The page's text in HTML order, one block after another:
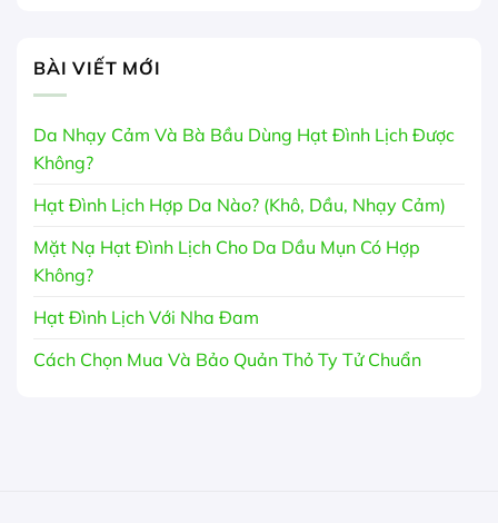
BÀI VIẾT MỚI
Da Nhạy Cảm Và Bà Bầu Dùng Hạt Đình Lịch Được
Không?
Hạt Đình Lịch Hợp Da Nào? (Khô, Dầu, Nhạy Cảm)
Mặt Nạ Hạt Đình Lịch Cho Da Dầu Mụn Có Hợp
Không?
Hạt Đình Lịch Với Nha Đam
Cách Chọn Mua Và Bảo Quản Thỏ Ty Tử Chuẩn